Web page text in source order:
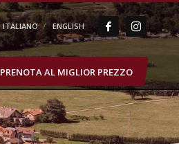
ITALIANO ENGLISH
PRENOTA AL MIGLIOR PREZZO